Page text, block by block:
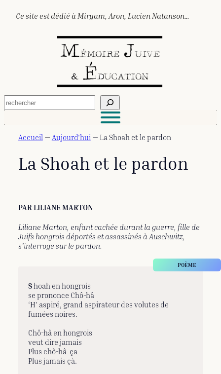
Ce site est dédié à Miryam, Aron, Lucien Natanson…
e
h
Accueil — Aujourd'hui — La Shoah et le pardon
La Shoah et le pardon
PAR LILIANE MARTON
Liliane Marton, enfant cachée durant la guerre, fille de
Juifs hongrois déportés et assassinés à Auschwitz,
s’interroge sur le pardon.
Shoah en hongrois
se prononce Chô-hâ
‘H’ aspiré, grand aspirateur des volutes de
fumées noires.
Chô-hâ en hongrois
veut dire jamais
Plus chô-hâ ça
Plus jamais çà.